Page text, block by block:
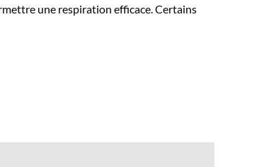
une respiration efficace. Certains